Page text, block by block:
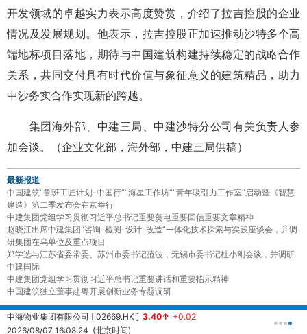
开发领域的卓越实力表示高度赞赏，介绍了拉吉控股的企业
情况及发展规划。他表示，拉吉控股正加速推动沙特多个高
端地标项目落地，期待与中国建筑构建持续稳定的战略合作
关系，共同交付具有时代价值与象征意义的建筑精品，助力
中沙务实合作实现新的跨越。
集团海外部、中建三局、中建沙特分公司有关负责人参
加会谈。
（企业文化部，海外部，中建三局供稿）
最新报道
中国建筑“鲁班工匠计划-中国行”“海星工作坊”“青年吸引力工作室”启动暨《智慧
建造》第二季发布会在京举行
中建集团党组学习贯彻习近平总书记重要贺电重要回信重要文章精神
赵晓江出席中建集团“咨询-检测-设计-改造”一体化技术探索与实践座谈会，并调
研集团在乌单位及重点项目
郑学选与江苏省委常委、苏州市委书记范波，无锡市委书记杜小刚会谈，并调研
中建国际
中建集团党组学习贯彻习近平总书记重要讲话和重要指示精神
中国建筑独立董事赴粤开展创新业务专题调研
中海物业集团有限公司 [ 02669.HK ] 3.40↑ +0.02
2026/08/07 16:08:24 (北京时间)